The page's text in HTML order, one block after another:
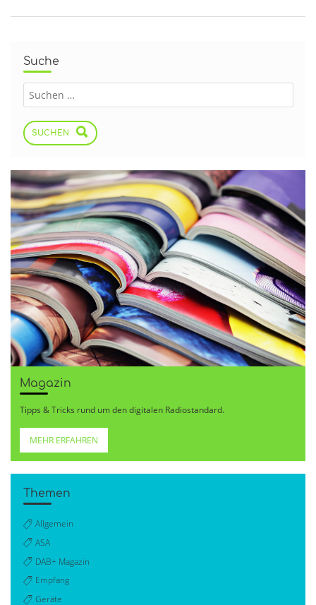
Suche
SUCHEN
Magazin
Tipps & Tricks rund um den digitalen Radiostandard.
MEHR ERFAHREN
Themen
Allgemein
ASA
DAB+ Magazin
Empfang
Geräte